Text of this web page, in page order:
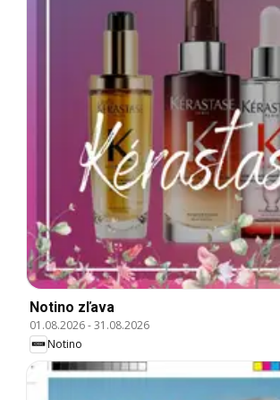
Notino zľava
01.08.2026-31.08.2026
Notino